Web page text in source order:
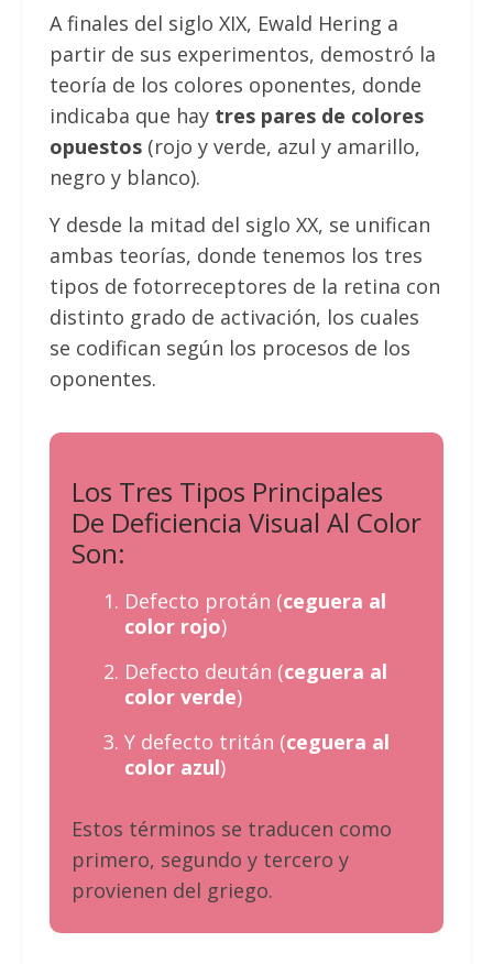
A finales del siglo XIX, Ewald Hering a
partir de sus experimentos, demostró la
teoría de los colores oponentes, donde
indicaba que hay tres pares de colores
opuestos(rojo y verde, azul y amarillo,
negro y blanco).
Y desde la mitad del siglo XX, se unifican
ambas teorías, donde tenemos los tres
tipos de fotorreceptores de la retina con
distinto grado de activación, los cuales
se codifican según los procesos de los
oponentes.
Los Tres Tipos Principales
De Deficiencia Visual Al Color
Son:
Defecto protán (ceguera al
color rojo)
Defecto deután (ceguera al
color verde)
Y defecto tritán (ceguera al
color azul)
Estos términos se traducen como
primero, segundo y tercero y
provienen del griego.